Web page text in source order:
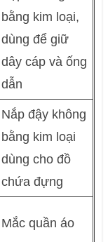
bằng kim loại,
dùng để giữ
dây cáp và ống
dẫn
Nắp đậy không
bằng kim loại
dùng cho đồ
chứa đựng
Mắc quần áo